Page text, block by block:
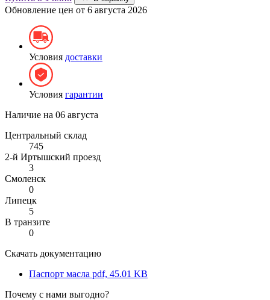
Обновление цен от 6 августа 2026
Условия доставки
Условия гарантии
Наличие на 06 августа
Центральный склад
745
2-й Иртышский проезд
3
Смоленск
0
Липецк
5
В транзите
0
Скачать документацию
Паспорт масла pdf, 45.01 KB
Почему с нами выгодно?